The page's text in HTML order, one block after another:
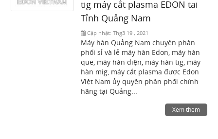
tig máy cắt plasma EDON tại
Tỉnh Quảng Nam
Cập nhật:Thg3 19 , 2021
Máy hàn Quảng Nam chuyên phân
phối sỉ và lẻ máy hàn Edon, máy hàn
que, máy hàn điện, máy hàn tig, máy
hàn mig, máy cắt plasma được Edon
Việt Nam ủy quyền phân phối chính
hãng tại Quảng...
Xem thêm